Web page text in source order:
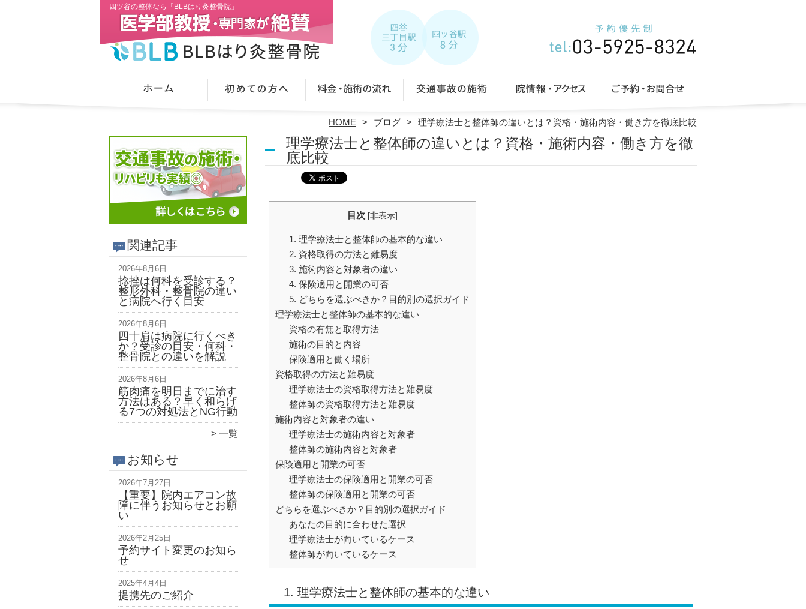
四ツ谷の整体なら「BLBはり灸整骨院」
HOME ブログ 理学療法士と整体師の違いとは？資格・施術内容・働き方を徹底比較
関連記事
2026年8月6日
捻挫は何科を受診する？
整形外科・整骨院の違い
と病院へ行く目安
2026年8月6日
四十肩は病院に行くべき
か？受診の目安・何科・
整骨院との違いを解説
2026年8月6日
筋肉痛を明日までに治す
方法はある？早く和らげ
る7つの対処法とNG行動
一覧
お知らせ
2026年7月27日
【重要】院内エアコン故
障に伴うお知らせとお願
い
2026年2月25日
予約サイト変更のお知ら
せ
2025年4月4日
提携先のご紹介
理学療法士と整体師の違いとは？資格・施術内容・働き方を徹
底比較
目次 [非表示]
1. 理学療法士と整体師の基本的な違い
2. 資格取得の方法と難易度
3. 施術内容と対象者の違い
4. 保険適用と開業の可否
5. どちらを選ぶべきか？目的別の選択ガイド
理学療法士と整体師の基本的な違い
資格の有無と取得方法
施術の目的と内容
保険適用と働く場所
資格取得の方法と難易度
理学療法士の資格取得方法と難易度
整体師の資格取得方法と難易度
施術内容と対象者の違い
理学療法士の施術内容と対象者
整体師の施術内容と対象者
保険適用と開業の可否
理学療法士の保険適用と開業の可否
整体師の保険適用と開業の可否
どちらを選ぶべきか？目的別の選択ガイド
あなたの目的に合わせた選択
理学療法士が向いているケース
整体師が向いているケース
1. 理学療法士と整体師の基本的な違い